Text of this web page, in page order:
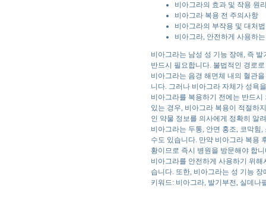
비아그라의 효과 및 작용 원
비아그라 복용 전 주의사항
비아그라의 부작용 및 대처법
비아그라, 안전하게 사용하
비아그라는 남성 성 기능 장애, 즉
반드시 필요합니다. 불법적인 경로
비아그라는 음경 해면체 내의 혈관
니다. 그러나 비아그라 자체가 성욕
비아그라를 복용하기 전에는 반드
있는 경우, 비아그라 복용이 적절하
인 약물 정보를 의사에게 정확히 알
비아그라는 두통, 안면 홍조, 코막힘
수도 있습니다. 만약 비아그라 복용
황이므로 즉시 병원을 방문해야 합
비아그라를 안전하게 사용하기 위
습니다. 또한, 비아그라는 성 기능
키워드: 비아그라, 발기부전, 실데나